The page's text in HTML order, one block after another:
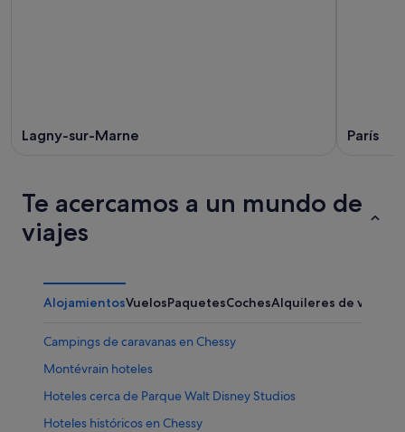
Lagny-sur-Marne París
Te acercamos a un mundo de
viajes
AlojamientosVuelosPaquetesCochesAlquileres de
Campings de caravanas en Chessy
Montévrain hoteles
Hoteles cerca de Parque Walt Disney Studios
Hoteles históricos en Chessy